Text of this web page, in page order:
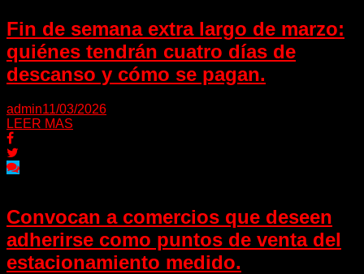
Fin de semana extra largo de marzo:
quiénes tendrán cuatro días de
descanso y cómo se pagan.
admin11/03/2026
LEER MAS
Convocan a comercios que deseen
adherirse como puntos de venta del
estacionamiento medido.